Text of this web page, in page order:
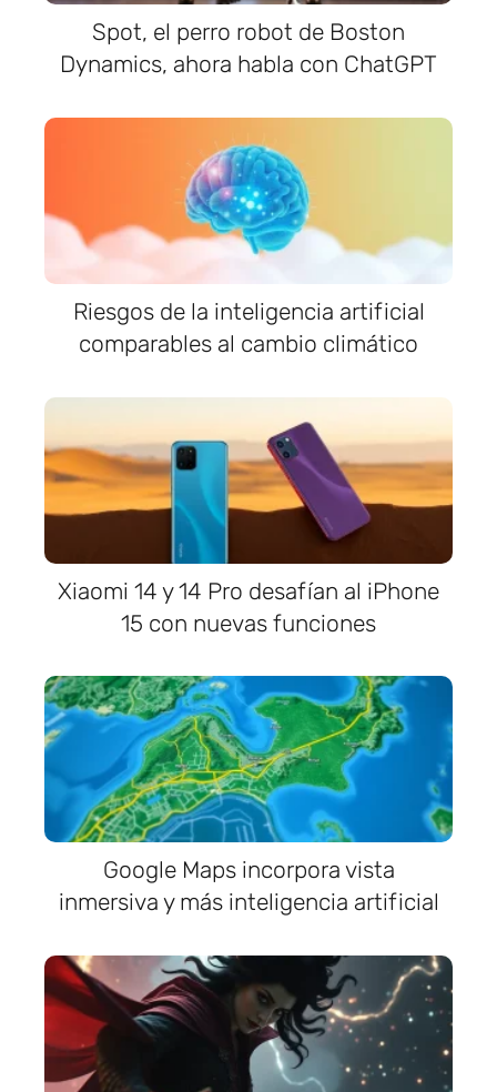
Spot, el perro robot de Boston
Dynamics, ahora habla con ChatGPT
Riesgos de la inteligencia artificial
comparables al cambio climático
Xiaomi 14 y 14 Pro desafían al iPhone
15 con nuevas funciones
Google Maps incorpora vista
inmersiva y más inteligencia artificial